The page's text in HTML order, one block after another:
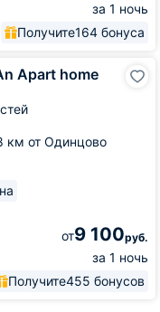
за 1 ночь
Получите164 бонуса
Apart home
км от Одинцово
от9 100руб.
за 1 ночь
Получите455 бонусов